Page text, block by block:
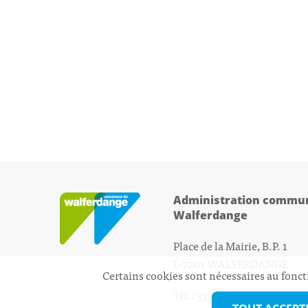
Administration
Walferdange
Place de la Mairie, B.P. 1
Tél.: 33 01 44 - 1
Certains cookies sont nécessaires au